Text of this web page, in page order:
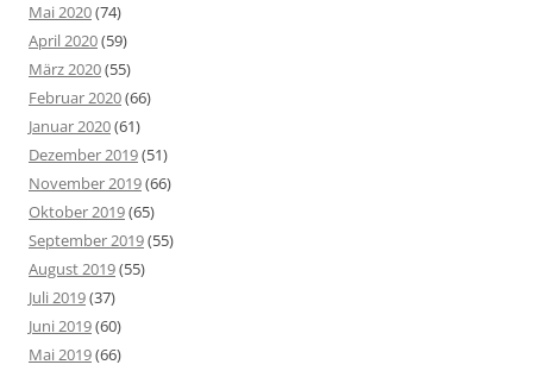
Mai 2020(74)
April 2020(59)
März 2020(55)
Februar 2020(66)
Januar 2020(61)
Dezember 2019(51)
November 2019(66)
Oktober 2019(65)
September 2019(55)
August 2019(55)
Juli 2019(37)
Juni 2019(60)
Mai 2019(66)